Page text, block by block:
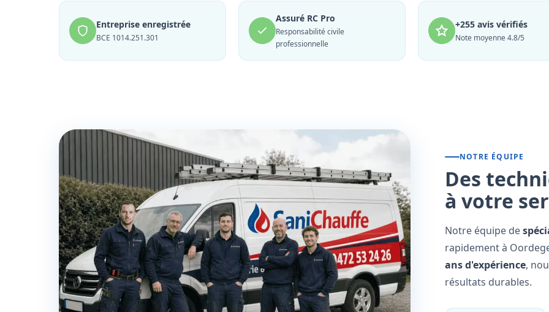
Entreprise enregistrée
BCE 1014.251.301
Assuré RC Pro
Responsabilité civile
professionnelle
+255 avis vérifiés
Note moyenne 4.8/5
NOTRE ÉQUIPE
Des
à votre
Notre équipe de
rapidement à
ans d'expérience,
résultats durables.